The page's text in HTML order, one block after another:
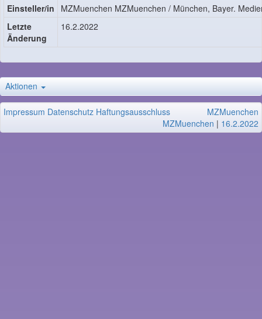
Einsteller/in
MZMuenchen MZMuenchen / München, Bayer.
Letzte
Änderung
16.2.2022
Aktionen
Impressum Datenschutz Haftungsausschluss
MZMuenchen
MZMuenchen | 16.2.2022